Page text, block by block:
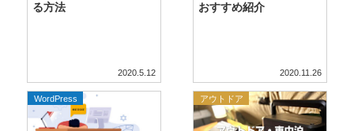
る方法
2020.5.12
おすすめ紹介
2020.11.26
WordPress アウトドア